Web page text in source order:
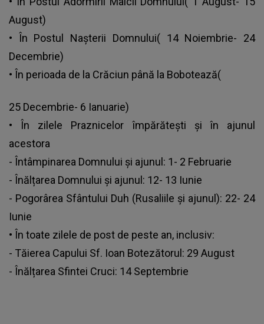
August)
• În Postul Nașterii Domnului( 14 Noiembrie- 24
Decembrie)
• În perioada de la Crăciun până la Bobotează(
25 Decembrie- 6 Ianuarie)
• În zilele Praznicelor împărătești și în ajunul
acestora
- Întâmpinarea Domnului și ajunul: 1- 2 Februarie
- Înălțarea Domnului și ajunul: 12- 13 Iunie
- Pogorârea Sfântului Duh (Rusaliile și ajunul): 22- 24
Iunie
• În toate zilele de post de peste an, inclusiv:
- Tăierea Capului Sf. Ioan Botezătorul: 29 August
- Înălțarea Sfintei Cruci: 14 Septembrie